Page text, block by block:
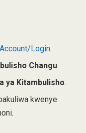
Login.
Changu.
ya Kitambulisho.
kwenye